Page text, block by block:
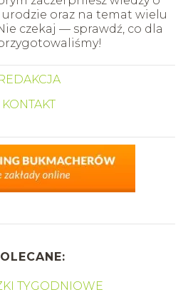
oraz na temat wielu
czekaj — sprawdź, co dla
KONTAKT
TYGODNIOWE